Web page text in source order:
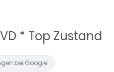
* Top Zustand
bei Google